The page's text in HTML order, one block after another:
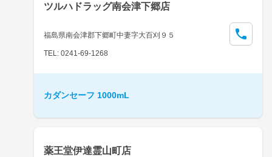
ツルハドラッグ南会津下郷店
福島県南会津郡下郷町中妻字大百刈９５
TEL: 0241-69-1268
カダンセーフ 1000mL
薬王堂伊達霊山町店